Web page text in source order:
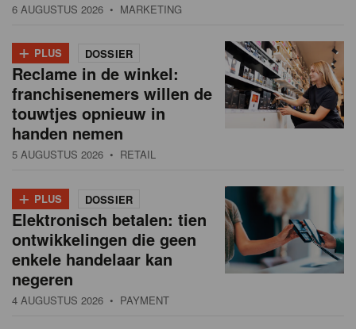
6 AUGUSTUS 2026 • MARKETING
+ PLUS DOSSIER
Reclame in de winkel:
franchisenemers willen de
touwtjes opnieuw in
handen nemen
5 AUGUSTUS 2026 • RETAIL
+ PLUS DOSSIER
Elektronisch betalen: tien
ontwikkelingen die geen
enkele handelaar kan
negeren
4 AUGUSTUS 2026 • PAYMENT